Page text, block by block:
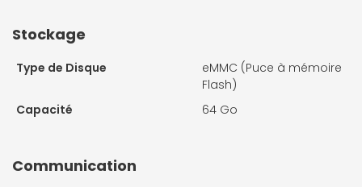
Stockage
Type de Disque
eMMC (Puce à mémoire
Flash)
Capacité
64 Go
Communication